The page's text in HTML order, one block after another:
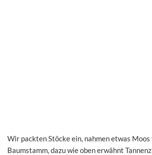
Wir packten Stöcke ein, nahmen etwas Moos
Baumstamm, dazu wie oben erwähnt